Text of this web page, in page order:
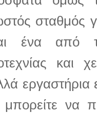
σταθμός
ένα από
και
εργαστήρια
μπορείτε να